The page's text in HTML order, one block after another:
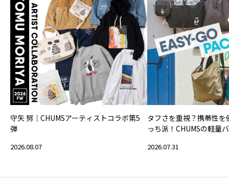
守矢 努｜CHUMSアーティストコラボ第5
弾
2026.08.07
タフさを重視？携帯性
っち派！CHUMSの軽量
2026.07.31